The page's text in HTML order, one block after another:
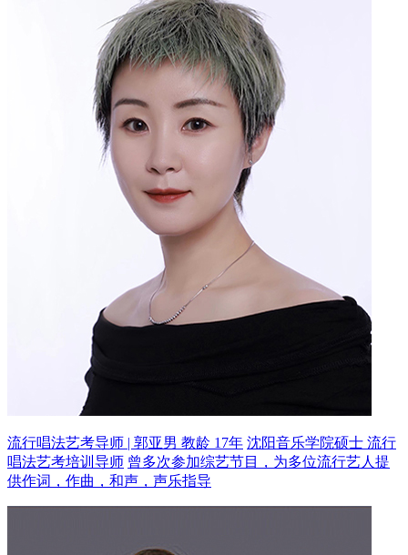
流行唱法艺考导师 | 郭亚男 教龄 17年 沈阳音乐学院硕士 流行
唱法艺考培训导师 曾多次参加综艺节目，为多位流行艺人提
供作词，作曲，和声，声乐指导